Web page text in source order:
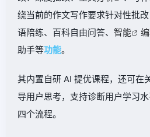
绕当前的作文写作要求针对性批
语陪练、百科自由问答、 智能
助手等功能。
其内置自研 AI 提优课程，还可在
导用户思考，支持诊断用户学习
四个流程。